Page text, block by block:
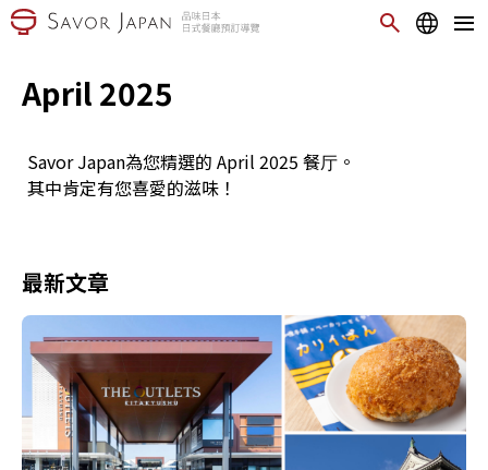
April 2025
Savor Japan為您精選的 April 2025 餐厅。
其中肯定有您喜愛的滋味！
最新文章